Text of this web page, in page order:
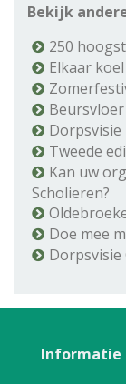
Bekijk
250
Elkaar
Tweede
Kan uw
Scholieren?
Doe mee
Dorpsvisie
Informatie